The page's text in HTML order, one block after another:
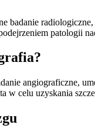
badanie
patologii
angiograficzne,
w celu uzyskania